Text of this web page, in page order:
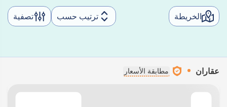
الخريطة ترتيب حسب تصفية
عقاران مطابقة الأسعار